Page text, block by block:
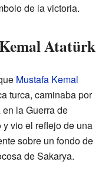
de la victoria.
Atatürk
Mustafa Kemal
turca, caminaba por
la Guerra de
vio el reflejo de una
sobre un fondo de
de Sakarya.